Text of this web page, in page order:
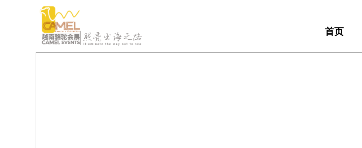
首页